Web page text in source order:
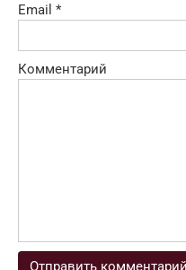
Email *
Комментарий